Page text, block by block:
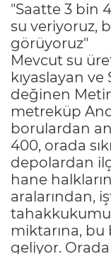
"Saatte 3 bin
su veriyoruz,
görüyoruz"
Mevcut su
kıyaslayan
değinen
metreküp
borulardan
400, orada
depolardan
hane
aralarından,
miktarına,
geliyor.